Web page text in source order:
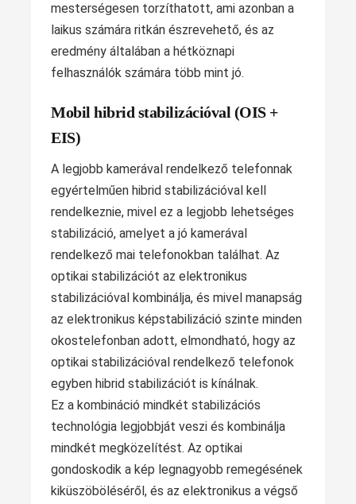
mesterségesen torzíthatott, ami azonban a
laikus számára ritkán észrevehető, és az
eredmény általában a hétköznapi
felhasználók számára több mint jó.
Mobil hibrid stabilizációval (OIS +
EIS)
A legjobb kamerával rendelkező telefonnak
egyértelműen hibrid stabilizációval kell
rendelkeznie, mivel ez a legjobb lehetséges
stabilizáció, amelyet a jó kamerával
rendelkező mai telefonokban találhat. Az
optikai stabilizációt az elektronikus
stabilizációval kombinálja, és mivel manapság
az elektronikus képstabilizáció szinte minden
okostelefonban adott, elmondható, hogy az
optikai stabilizációval rendelkező telefonok
egyben hibrid stabilizációt is kínálnak.
Ez a kombináció mindkét stabilizációs
technológia legjobbját veszi és kombinálja
mindkét megközelítést. Az optikai
gondoskodik a kép legnagyobb remegésének
kiküszöböléséről, és az elektronikus a végső